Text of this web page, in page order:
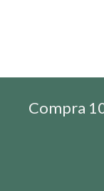
Compra